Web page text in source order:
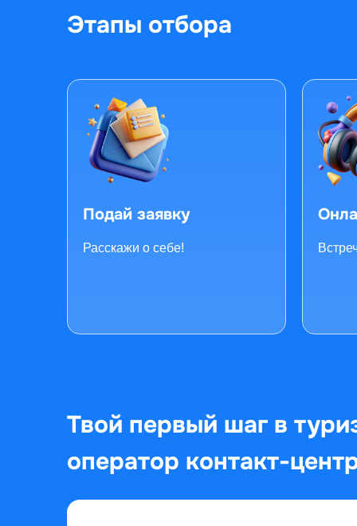
Этапы отбора
Подай заявку
Расскажи о себе!
Твой первый шаг в
оператор контакт-